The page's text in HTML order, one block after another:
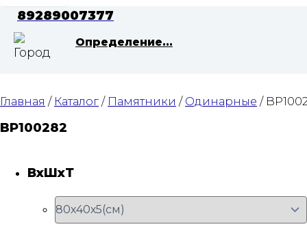
89289007377
Определение...
Главная / Каталог / Памятники / Одинарные /
BP100282
ВхШхТ